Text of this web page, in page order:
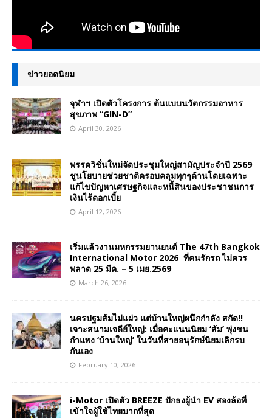
ข่าวยอดนิยม
จุฬาฯ เปิดตัวโครงการ ต้นแบบนวัตกรรมอาหาร
สุขภาพ “GIN-D”
April 30, 2026
พรรควิชั่นใหม่จัดประชุมใหญ่สามัญประจำปี 2569
ชูนโยบายช่วยชาติครอบคลุมทุกๆด้านโดยเฉพาะ
แก้ไขปัญหาเศรษฐกิจและหนี้สินของประชาชนการ
เงินไร้ดอกเบี้ย
April 12, 2026
เริ่มแล้วงานมหกรรมยานยนต์ The 47th Bangkok
International Motor 2026 ที่คนรักรถ ไม่ควร
พลาด 25 มีค. – 5 เมย.2569
March 26, 2026
นครปฐมส้มไม่แผ่ว แต่บ้านใหญ่ผนึกกำลัง สกัด!!
เจาะสนามเจดีย์ใหญ่: เมื่อคะแนนนิยม ‘ส้ม’ พุ่งชน
กำแพง ‘บ้านใหญ่’ ในวันที่สายอนุรักษ์นิยมเลิกรบ
กันเอง
February 10, 2026
i-Motor เปิดตัว BREEZE ปักธงผู้นำ EV สองล้อที่
เข้าใจผู้ใช้ไทยมากที่สุด